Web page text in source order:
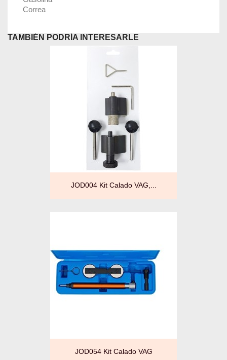
Correa
TAMBIÉN PODRÍA INTERESARLE
JOD004 Kit Calado VAG,...
JOD054 Kit Calado VAG